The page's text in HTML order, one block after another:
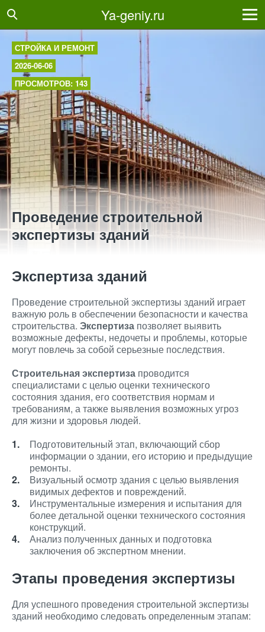
Ya-geniy.ru
СТРОЙКА И РЕМОНТ
2026-06-06
ПРОСМОТРОВ: 143
Проведение строительной
экспертизы зданий
Экспертиза зданий
Проведение строительной экспертизы зданий играет
важную роль в обеспечении безопасности и качества
строительства. Экспертиза позволяет выявить
возможные дефекты, недочеты и проблемы, которые
могут повлечь за собой серьезные последствия.
Строительная экспертиза проводится
специалистами с целью оценки технического
состояния здания, его соответствия нормам и
требованиям, а также выявления возможных угроз
для жизни и здоровья людей.
Подготовительный этап, включающий сбор
информации о здании, его историю и предыдущие
ремонты.
Визуальный осмотр здания с целью выявления
видимых дефектов и повреждений.
Инструментальные измерения и испытания для
более детальной оценки технического состояния
конструкций.
Анализ полученных данных и подготовка
заключения об экспертном мнении.
Этапы проведения экспертизы
Для успешного проведения строительной экспертизы
зданий необходимо следовать определенным этапам: